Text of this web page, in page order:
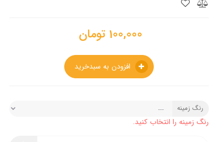
100,000 تومان
رنگ زمینه
رنگ زمینه را انتخاب کنید.